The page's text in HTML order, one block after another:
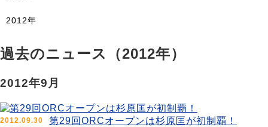
2012年
過去のニュース（2012年）
2012年9月
2012.09.30
第29回ORCオープンは杉原匡が初制覇！